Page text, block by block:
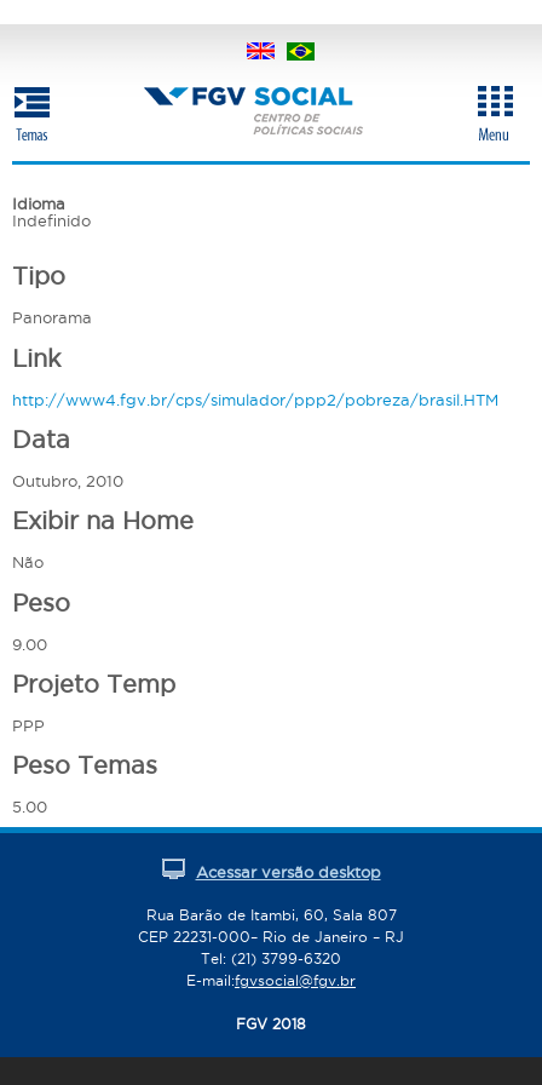
conteúdo
principal
Idioma
Indefinido
Tipo
Panorama
Link
http://www4.fgv.br/cps/simulador/ppp2/pobreza/brasil.HTM
Data
Outubro, 2010
Exibir na Home
Não
Peso
9.00
Projeto Temp
PPP
Peso Temas
5.00
Acessar versão desktop
Rua Barão de Itambi, 60, Sala 807
CEP 22231-000– Rio de Janeiro – RJ
Tel: (21) 3799-6320
E-mail:fgvsocial@fgv.br
FGV 2018